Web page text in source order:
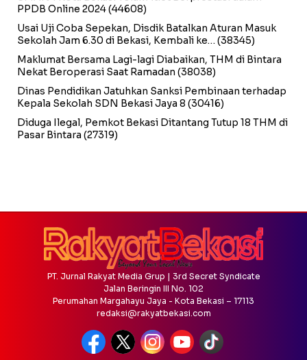
PPDB Online 2024(44608)
Usai Uji Coba Sepekan, Disdik Batalkan Aturan Masuk
Sekolah Jam 6.30 di Bekasi, Kembali ke… (38345)
Maklumat Bersama Lagi-lagi Diabaikan, THM di Bintara
Nekat Beroperasi Saat Ramadan (38038)
Dinas Pendidikan Jatuhkan Sanksi Pembinaan terhadap
Kepala Sekolah SDN Bekasi Jaya 8 (30416)
Diduga Ilegal, Pemkot Bekasi Ditantang Tutup 18 THM di
Pasar Bintara (27319)
PT. Jurnal Rakyat Media Grup | 3rd Secret Syndicate
Jalan Beringin III No. 102
Perumahan Margahayu Jaya - Kota Bekasi – 17113
redaksi@rakyatbekasi.com